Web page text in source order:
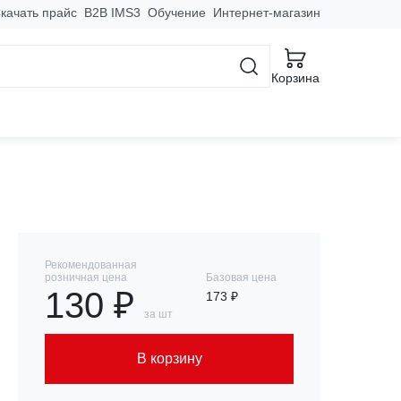
прайс B2B IMS3 Обучение Интернет-магазин
Корзина
EKF Expert
Рекомендованная
розничная цена
130 ₽ за шт
Базовая цена
173 ₽
В корзину